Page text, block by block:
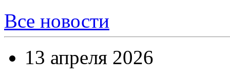
Все новости
13 апреля 2026